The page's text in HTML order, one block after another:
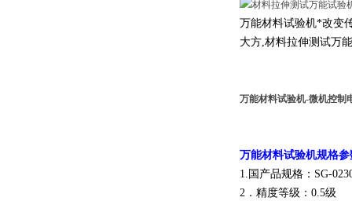
万能材料试验机*改变
大方,材料拉伸测试万
万能材料试验机-微机控制
万能材料试验机规格参
1.国产品规格：SG-
2．精度等级：0.5级